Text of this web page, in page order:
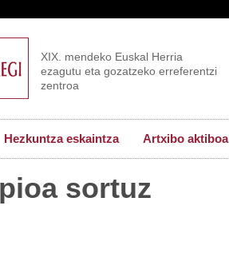
XIX. mendeko Euskal Herria
ezagutu eta gozatzeko erreferentzi
zentroa
Hezkuntza eskaintza Artxibo aktiboa
sortuz